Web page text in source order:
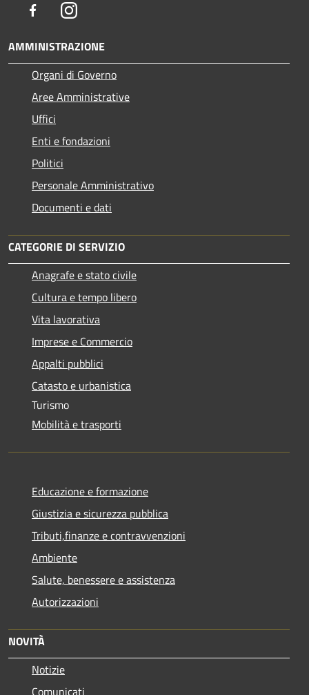
FacebookInstagram
AMMINISTRAZIONE
Organi di Governo
Aree Amministrative
Uffici
Enti e fondazioni
Politici
Personale Amministrativo
Documenti e dati
CATEGORIE DI SERVIZIO
Anagrafe e stato civile
Cultura e tempo libero
Vita lavorativa
Imprese e Commercio
Appalti pubblici
Catasto e urbanistica
Turismo
Mobilità e trasporti
Educazione e formazione
Giustizia e sicurezza pubblica
Tributi,finanze e contravvenzioni
Ambiente
Salute, benessere e assistenza
Autorizzazioni
NOVITÀ
Notizie
Comunicati